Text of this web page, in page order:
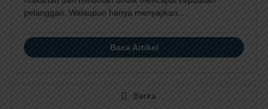
pelanggan. Walaupun hanya menyajikan...
Baca Artikel
Berita